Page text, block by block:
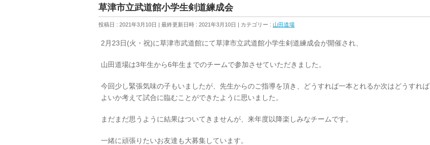
草津市立武道館小学生剣道練成会
投稿日 : 2021年3月10日 最終更新日時 : 2021年3月10日 カテゴリー : 山田道場
2月23日(火・祝)に草津市武道館にて草津市立武道館小学生剣道練成会が開催され、
山田道場は3年生から6年生までのチームで参加させていただきました。
今回少し緊張気味の子もいましたが、先生からのご指導を頂き、どうすれば一本とれるか次はどうすれば
よいか考えて試合に臨むことができたように思いました。
まだまだ思うように結果はついてきませんが、来年度以降楽しみなチームです。
一緒に頑張りたいお友達も大募集しています。